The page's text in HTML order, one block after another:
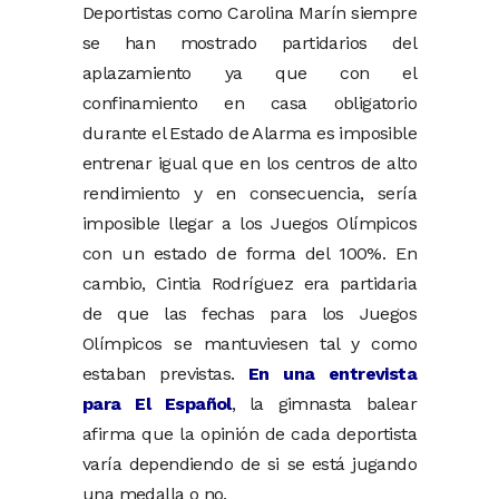
Deportistas como Carolina Marín siempre
se han mostrado partidarios del
aplazamiento ya que con el
confinamiento en casa obligatorio
durante el Estado de Alarma es imposible
entrenar igual que en los centros de alto
rendimiento y en consecuencia, sería
imposible llegar a los Juegos Olímpicos
con un estado de forma del 100%. En
cambio, Cintia Rodríguez era partidaria
de que las fechas para los Juegos
Olímpicos se mantuviesen tal y como
estaban previstas. En una entrevista
para El Español, la gimnasta balear
afirma que la opinión de cada deportista
varía dependiendo de si se está jugando
una medalla o no.